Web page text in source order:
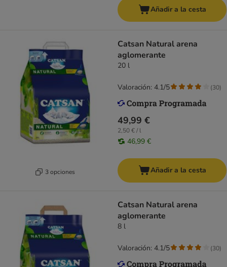
Añadir a la cesta
3 opciones
Catsan Natural arena
aglomerante
20 l
49,99 €
2,50 € / l
46,99 €
Valoración: 4.1/5 (30)
Añadir a la cesta
Catsan Natural arena
aglomerante
8 l
Valoración: 4.1/5 (30)